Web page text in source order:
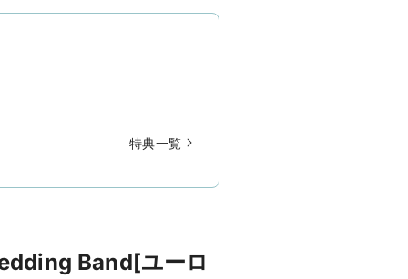
特典一覧
Band[ユーロ